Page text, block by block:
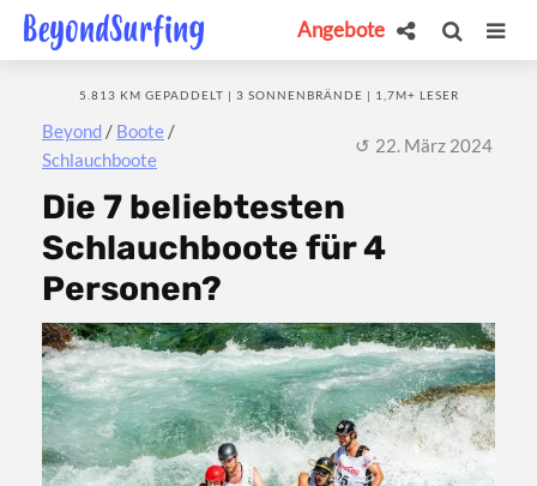
Angebote
Beyond / Boote /
Schlauchboote
5.813 KM GEPADDELT | 3 SONNENBRÄNDE | 1,7M+ LESER
22. März 2024
Die 7 beliebtesten
Schlauchboote für 4
Personen?